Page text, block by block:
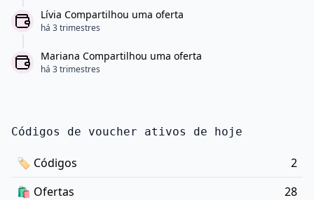
Lívia Compartilhou uma oferta
há 3 trimestres
Mariana Compartilhou uma oferta
há 3 trimestres
Códigos de voucher ativos de hoje
🏷 Códigos
2
🛍️ Ofertas
28